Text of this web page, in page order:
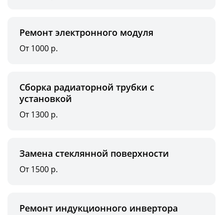
Ремонт электронного модуля
От 1000 р.
Сборка радиаторной трубки с
установкой
От 1300 р.
Замена стеклянной поверхности
От 1500 р.
Ремонт индукционного инвертора